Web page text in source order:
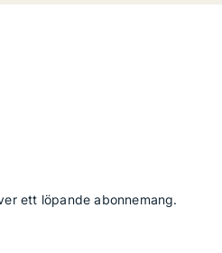
ett löpande abonnemang.